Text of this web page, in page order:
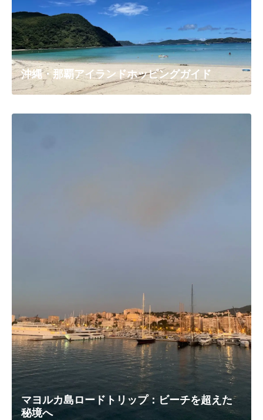
沖縄・那覇アイランドホッピングガイド
マヨルカ島ロードトリップ：ビーチを超えた
秘境へ